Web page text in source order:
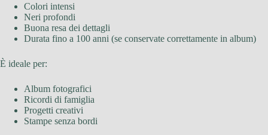
Colori intensi
Neri profondi
Buona resa dei dettagli
Durata fino a 100 anni (se conservate correttamente in album)
È ideale per:
Album fotografici
Ricordi di famiglia
Progetti creativi
Stampe senza bordi